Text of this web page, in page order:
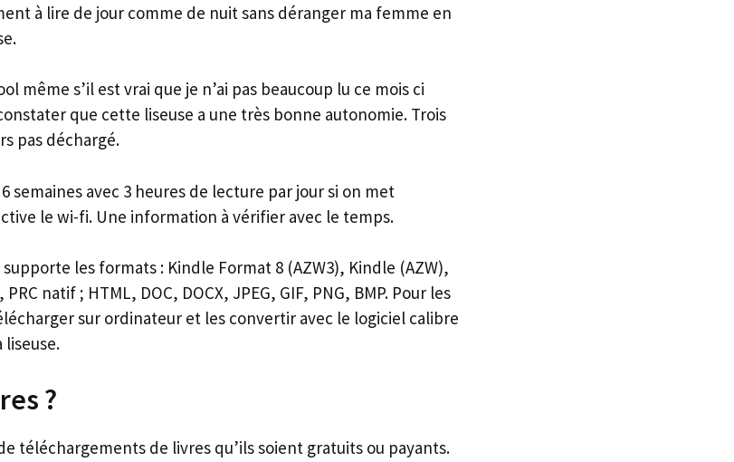
à lire de jour comme de nuit sans déranger ma femme en
même s’il est vrai que je n’ai pas beaucoup lu ce mois ci
que cette liseuse a une très bonne autonomie. Trois
pas déchargé.
semaines avec 3 heures de lecture par jour si on met
le wi-fi. Une information à vérifier avec le temps.
les formats : Kindle Format 8 (AZW3), Kindle (AZW),
natif ; HTML, DOC, DOCX, JPEG, GIF, PNG, BMP. Pour les
sur ordinateur et les convertir avec le logiciel calibre
?
téléchargements de livres qu’ils soient gratuits ou payants.